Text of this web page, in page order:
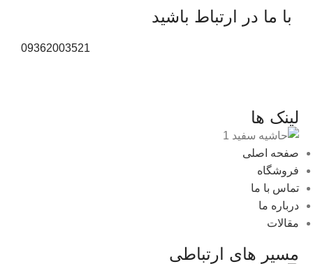
با ما در ارتباط باشید
09362003521
لینک ها
صفحه اصلی
فروشگاه
تماس با ما
درباره ما
مقالات
مسیر های ارتباطی